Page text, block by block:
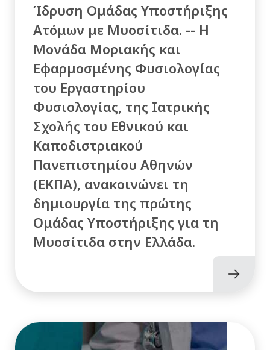
Ίδρυση Ομάδας Υποστήριξης
Ατόμων με Μυοσίτιδα. -- Η
Μονάδα Μοριακής και
Εφαρμοσμένης Φυσιολογίας
του Εργαστηρίου
Φυσιολογίας, της Ιατρικής
Σχολής του Εθνικού και
Καποδιστριακού
Πανεπιστημίου Αθηνών
(ΕΚΠΑ), ανακοινώνει τη
δημιουργία της πρώτης
Ομάδας Υποστήριξης για τη
Μυοσίτιδα στην Ελλάδα.